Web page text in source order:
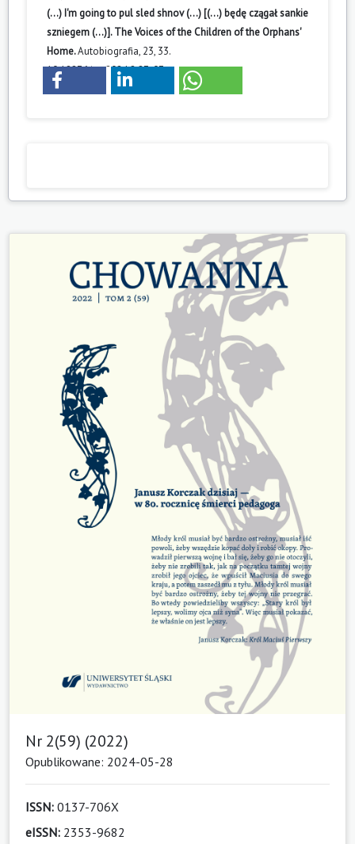
(...) I'm going to pul sled shnov (...) [(...) będę czągał sankie
szniegem (...)]. The Voices of the Children of the Orphans'
Home.Autobiografia, 23, 33.
10.18276/au.2024.2.23-03
Nr 2(59) (2022)
Opublikowane: 2024-05-28
ISSN: 0137-706X
eISSN: 2353-9682